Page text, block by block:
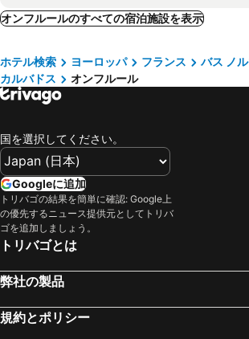
Lillebonne, オート ノルマンディー 宿泊施設 -
ディヴ シュール メール,
Bons-Tassilly, バス ノルマンディー 宿泊施設 -
Audrieu, バス ノ
Franqueville Saint Pierre, オート ノルマンディー 宿泊施設 -
ディエップ, オート
Saint-Vigor, オート ノルマンディー 宿泊施設 -
ル モン サン ミシェル, バス ノルマンディー 宿泊施設 -
Pontorson, バス
Beauvoir, バス ノルマンディー 宿泊施設 -
ル アーブル, オート ノルマンディー 宿泊施設 -
カーン, バス ノルマンディー 宿泊施設 -
Huisnes-sur-Mer, バス ノルマンディー 宿泊施設 -
ニース, プロヴァンス アルプ＝コート ダジュール 宿泊施設 -
ストラスブール, アルザス 宿泊施設 -
リヨン, ロー
マルセイユ, プロヴァンス アルプ＝コート ダジュール 宿泊施設 -
オンフルールのすべての宿泊施設を表示
ホテル検索 ヨーロッパ フランス
バス ノ
カルバドス
オンフルール
国を選択してください。
Googleに追加
トリバゴの結果を簡単に確認: Google上
の優先するニュース提供元としてトリバ
ゴを追加しましょう。
トリバゴとは
弊社の製品
規約とポリシー